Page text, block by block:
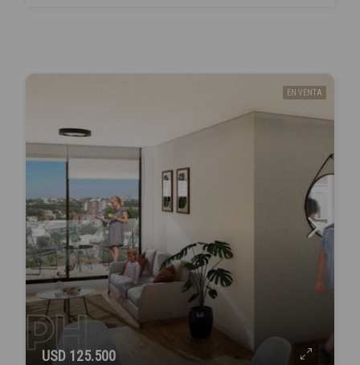
EN VENTA
USD 125.500